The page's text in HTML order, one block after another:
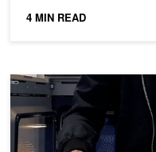
4 MIN READ
NVIDIA Jetson Orin Nano